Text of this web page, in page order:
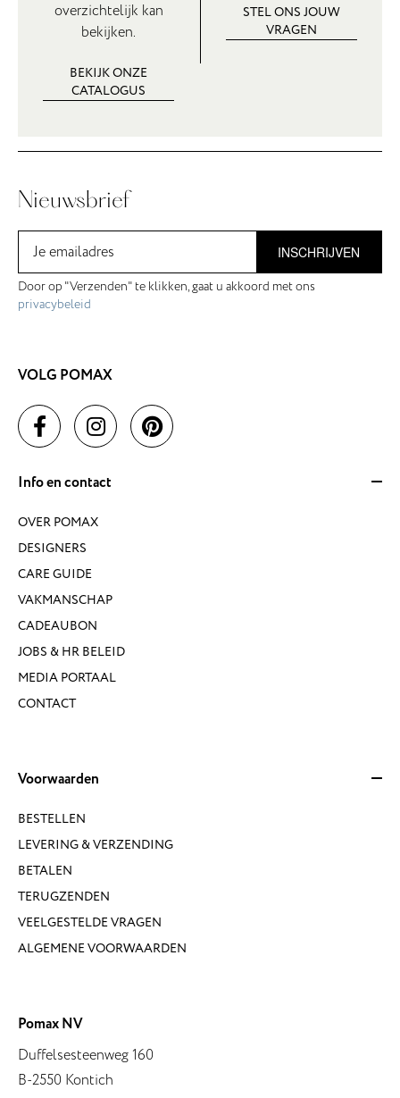
overzichtelijk kan
bekijken.
BEKIJK ONZE
CATALOGUS
STEL ONS JOUW
VRAGEN
Nieuwsbrief
INSCHRIJVEN
Door op "Verzenden" te klikken, gaat u akkoord met ons
privacybeleid
VOLG POMAX
Info en contact
OVER POMAX
DESIGNERS
CARE GUIDE
VAKMANSCHAP
CADEAUBON
JOBS & HR BELEID
MEDIA PORTAAL
CONTACT
Voorwaarden
BESTELLEN
LEVERING & VERZENDING
BETALEN
TERUGZENDEN
VEELGESTELDE VRAGEN
ALGEMENE VOORWAARDEN
Pomax NV
Duffelsesteenweg 160
B-2550 Kontich